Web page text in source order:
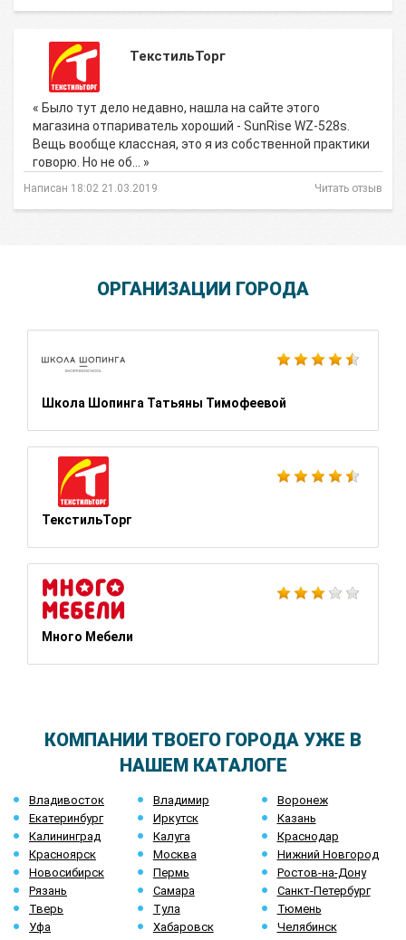
ТекстильТорг
« Было тут дело недавно, нашла на сайте этого
магазина отпариватель хороший - SunRise WZ-528s.
Вещь вообще классная, это я из собственной практики
говорю. Но не об… »
Написан 18:02 21.03.2019 Читать отзыв
ОРГАНИЗАЦИИ ГОРОДА
Школа Шопинга Татьяны Тимофеевой
ТекстильТорг
Много Мебели
КОМПАНИИ ТВОЕГО ГОРОДА УЖЕ В
НАШЕМ КАТАЛОГЕ
Владивосток Владимир
Воронеж
Екатеринбург
Иркутск
Казань
Калининград
Калуга
Краснодар
Красноярск
Москва
Нижний Новгород
Новосибирск
Пермь
Ростов-на-Дону
Рязань
Самара
Санкт-Петербург
Тверь
Тула
Тюмень
Уфа
Хабаровск Челябинск